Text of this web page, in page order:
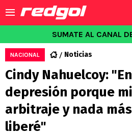
SUMATE AL CANAL
NACIONAL Noticias
Cindy Nahuelcoy:
depresión porque
arbitraje y nada
liberé"